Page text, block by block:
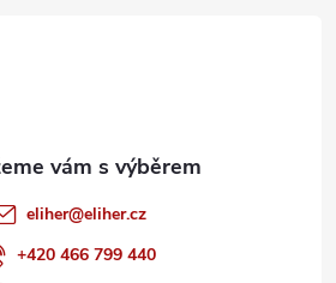
eliher@eliher.cz
+420 466 799 440